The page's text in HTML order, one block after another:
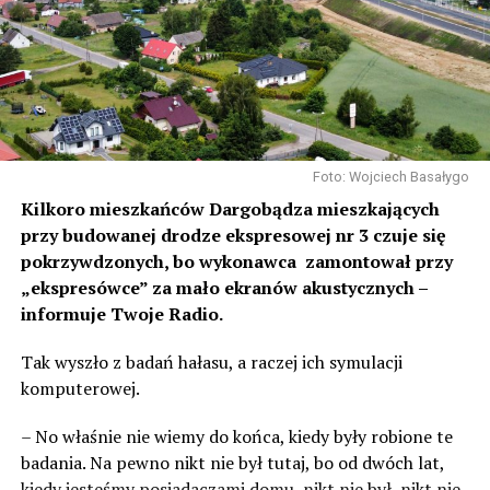
Foto: Wojciech Basałygo
Kilkoro mieszkańców Dargobądza mieszkających
przy budowanej drodze ekspresowej nr 3 czuje się
pokrzywdzonych, bo wykonawca zamontował przy
„ekspresówce” za mało ekranów akustycznych –
informuje Twoje Radio.
Tak wyszło z badań hałasu, a raczej ich symulacji
komputerowej.
– No właśnie nie wiemy do końca, kiedy były robione te
badania. Na pewno nikt nie był tutaj, bo od dwóch lat,